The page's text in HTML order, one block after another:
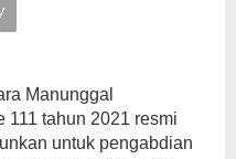
Manunggal
111 tahun 2021 resmi
untuk pengabdian